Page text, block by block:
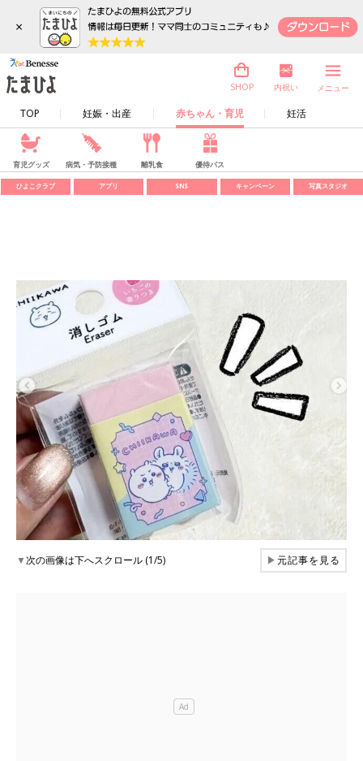
×
TOP 妊娠・出産 赤ちゃん・育児 妊活
SHOP 内祝い メニュー
育児グッズ 病気・予防接種 離乳食 優待パス
ひよこクラブ アプリ SNS キャンペーン 写真スタジオ
▼次の画像は下へスクロール (1/5) ▶元記事を見る